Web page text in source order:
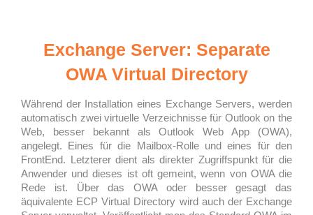
Exchange Server: Separate
OWA Virtual Directory
Während der Installation eines Exchange Servers, werden
automatisch zwei virtuelle Verzeichnisse für Outlook on the
Web, besser bekannt als Outlook Web App (OWA),
angelegt. Eines für die Mailbox-Rolle und eines für den
FrontEnd. Letzterer dient als direkter Zugriffspunkt für die
Anwender und dieses ist oft gemeint, wenn von OWA die
Rede ist. Über das OWA oder besser gesagt das
äquivalente ECP Virtual Directory wird auch der Exchange